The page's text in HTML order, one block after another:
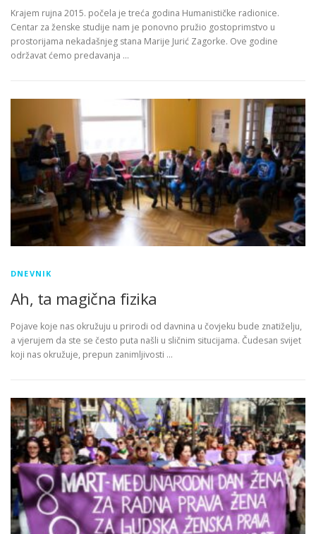
Krajem rujna 2015. počela je treća godina Humanističke radionice.
Centar za ženske studije nam je ponovno pružio gostoprimstvo u
prostorijama nekadašnjeg stana Marije Jurić Zagorke. Ove godine
održavat ćemo predavanja …
DNEVNIK
Ah, ta magična fizika
Pojave koje nas okružuju u prirodi od davnina u čovjeku bude znatiželju,
a vjerujem da ste se često puta našli u sličnim situcijama. Čudesan svijet
koji nas okružuje, prepun zanimljivosti …